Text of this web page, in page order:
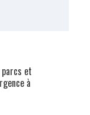
et
à